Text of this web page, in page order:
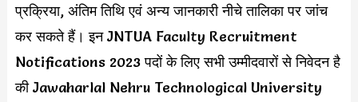
प्रक्रिया, अंतिम तिथि एवं अन्य जानकारी नीचे तालिका पर जांच
कर सकते हैं। इन JNTUA Faculty Recruitment
Notifications 2023 पदों के लिए सभी उम्मीदवारों से निवेदन है
की Jawaharlal Nehru Technological University